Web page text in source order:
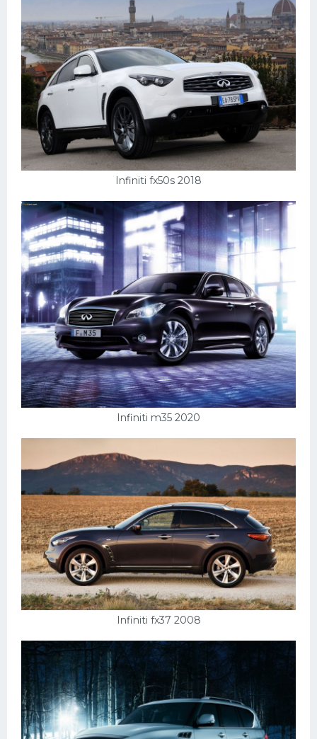
Infiniti fx50s 2018
Infiniti m35 2020
Infiniti fx37 2008